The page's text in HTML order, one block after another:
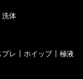
洗体
プレ ホイップ 極液